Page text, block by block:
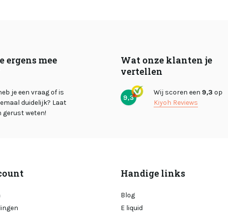
ergens mee
je een vraag of is
duidelijk? Laat
gerust weten!
Wat onze klanten je
vertellen
9,3
Wij scoren een 9,3 op
Kiyoh Reviews
Handige links
Blog
E liquid